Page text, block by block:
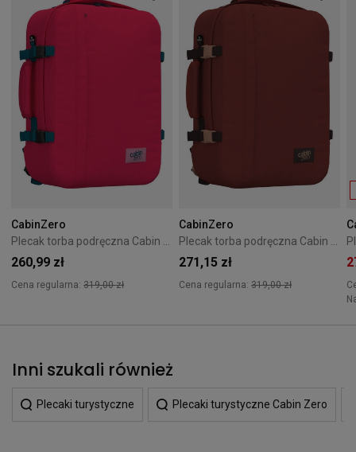
CabinZero
260,99 zł
Cena regularna: 319,00 zł
CabinZero
271,15 zł
Cena regularna: 319,00 zł
Inni szukali również
Plecaki turystyczne Plecaki turystyczne Cabin Zero